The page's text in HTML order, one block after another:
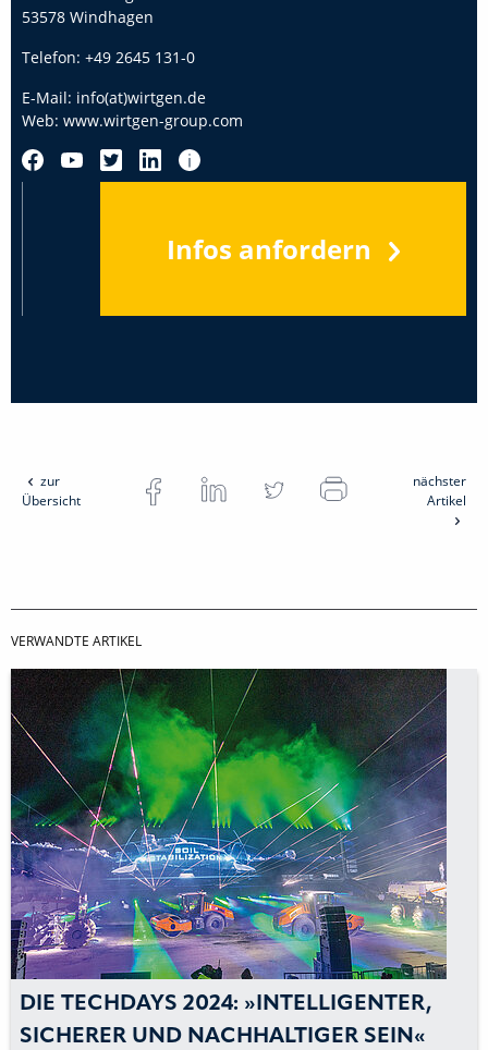
53578 Windhagen
Telefon: +49 2645 131-0
E-Mail: info(at)wirtgen.de
Web: www.wirtgen-group.com
Infos anfordern
zur
Übersicht
nächster
Artikel
VERWANDTE ARTIKEL
DIE TECHDAYS 2024: »INTELLIGENTER,
SICHERER UND NACHHALTIGER SEIN«